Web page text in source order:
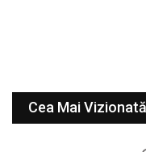
Cea Mai Vizionată